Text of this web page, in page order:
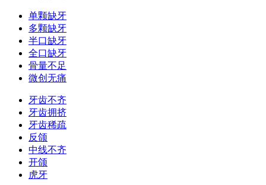
单颗缺牙
多颗缺牙
半口缺牙
全口缺牙
骨量不足
微创无痛
牙齿不齐
牙齿拥挤
牙齿稀疏
反颌
中线不齐
开颌
虎牙